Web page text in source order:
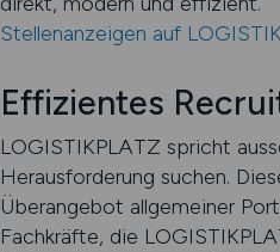
Stellenanzeigen auf
Effizientes
LOGISTIKPLATZ spricht
Herausforderung suchen.
Überangebot allgemeiner
Fachkräfte, die